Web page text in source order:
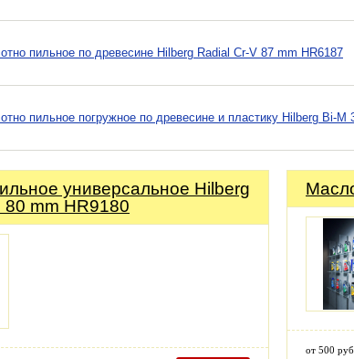
пильное по древесине Hilberg Radial Cr-V 87 mm HR6187
пильное погружное по древесине и пластику Hilberg Bi-M
универсальное Hilberg
80 mm HR9180
от 500 руб